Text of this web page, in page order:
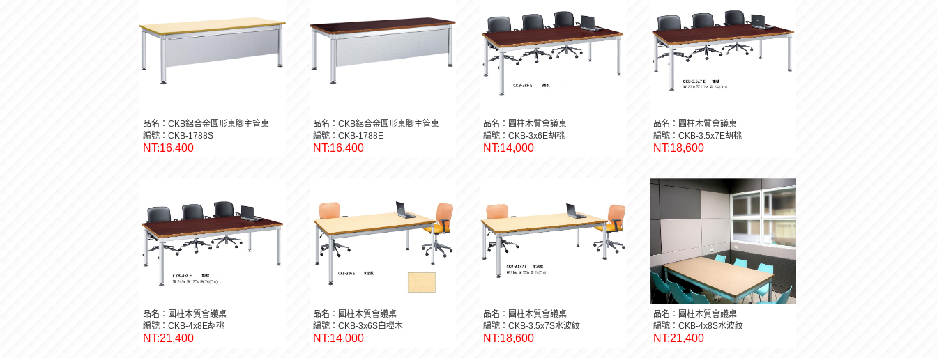
品名：CKB鋁合金圓形桌腳主管桌
編號：CKB-1788S
NT:16,400
品名：CKB鋁合金圓形桌腳主管桌
編號：CKB-1788E
NT:16,400
品名：圓柱木質會議桌
編號：CKB-3x6E胡桃
NT:14,000
品名：圓柱木質會議桌
編號：CKB-3.5x7E胡桃
NT:18,600
品名：圓柱木質會議桌
編號：CKB-4x8E胡桃
NT:21,400
品名：圓柱木質會議桌
編號：CKB-3x6S白櫸木
NT:14,000
品名：圓柱木質會議桌
編號：CKB-3.5x7S水波紋
NT:18,600
品名：圓柱木質會議桌
編號：CKB-4x8S水波紋
NT:21,400